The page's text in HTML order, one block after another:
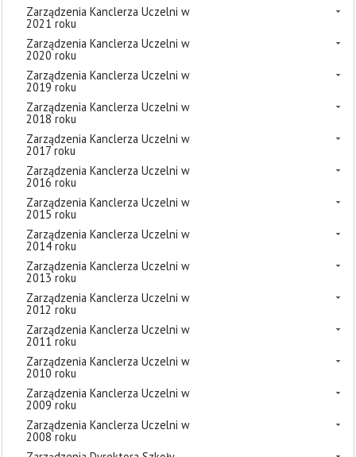
Zarządzenia Kanclerza Uczelni w
2021 roku
Zarządzenia Kanclerza Uczelni w
2020 roku
Zarządzenia Kanclerza Uczelni w
2019 roku
Zarządzenia Kanclerza Uczelni w
2018 roku
Zarządzenia Kanclerza Uczelni w
2017 roku
Zarządzenia Kanclerza Uczelni w
2016 roku
Zarządzenia Kanclerza Uczelni w
2015 roku
Zarządzenia Kanclerza Uczelni w
2014 roku
Zarządzenia Kanclerza Uczelni w
2013 roku
Zarządzenia Kanclerza Uczelni w
2012 roku
Zarządzenia Kanclerza Uczelni w
2011 roku
Zarządzenia Kanclerza Uczelni w
2010 roku
Zarządzenia Kanclerza Uczelni w
2009 roku
Zarządzenia Kanclerza Uczelni w
2008 roku